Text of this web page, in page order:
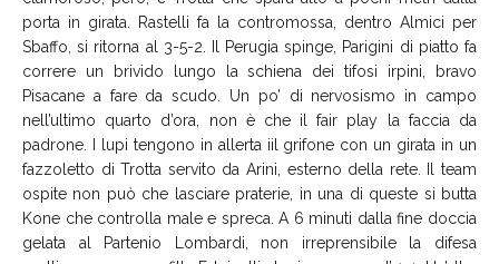
porta in girata. Rastelli fa la contromossa, dentro Almici per
Sbaffo, si ritorna al 3-5-2. Il Perugia spinge, Parigini di piatto fa
correre un brivido lungo la schiena dei tifosi irpini, bravo
Pisacane a fare da scudo. Un po’ di nervosismo in campo
nell’ultimo quarto d’ora, non è che il fair play la faccia da
padrone. I lupi tengono in allerta iil grifone con un girata in un
fazzoletto di Trotta servito da Arini, esterno della rete. Il team
ospite non può che lasciare praterie, in una di queste si butta
Kone che controlla male e spreca. A 6 minuti dalla fine doccia
gelata al Partenio Lombardi, non irreprensibile la difesa